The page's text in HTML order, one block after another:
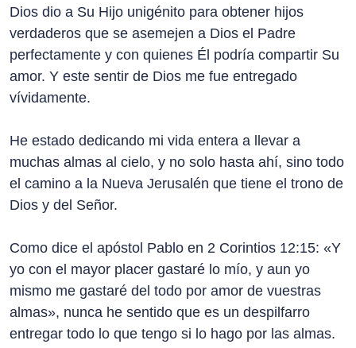
Dios dio a Su Hijo unigénito para obtener hijos
verdaderos que se asemejen a Dios el Padre
perfectamente y con quienes Él podría compartir Su
amor. Y este sentir de Dios me fue entregado
vívidamente.
He estado dedicando mi vida entera a llevar a
muchas almas al cielo, y no solo hasta ahí, sino todo
el camino a la Nueva Jerusalén que tiene el trono de
Dios y del Señor.
Como dice el apóstol Pablo en 2 Corintios 12:15: «Y
yo con el mayor placer gastaré lo mío, y aun yo
mismo me gastaré del todo por amor de vuestras
almas», nunca he sentido que es un despilfarro
entregar todo lo que tengo si lo hago por las almas.